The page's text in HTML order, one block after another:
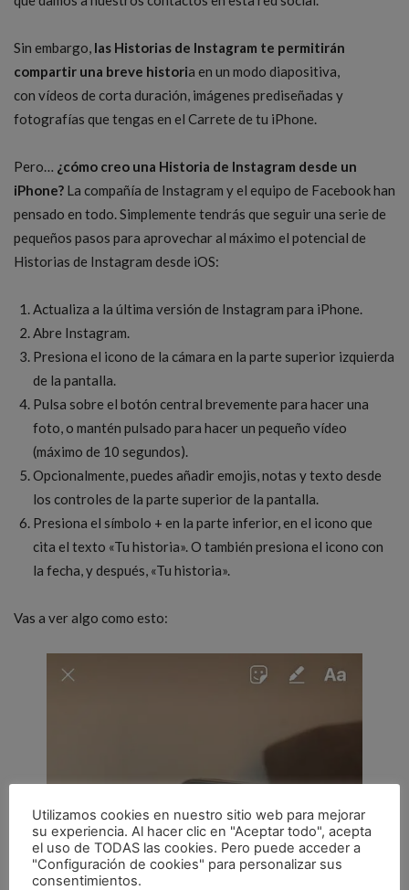
Sin embargo, las Historias de Instagram te permitirán
compartir una breve historia en un modo diapositiva,
con vídeos de corta duración, imágenes prediseñadas y
fotografías que tengas en el Carrete de tu iPhone.
Pero… ¿cómo creo una Historia de Instagram desde un
iPhone? La compañía de Instagram y el equipo de Facebook han
pensado en todo. Simplemente tendrás que seguir una serie de
pequeños pasos para aprovechar al máximo el potencial de
Historias de Instagram desde iOS:
Actualiza a la última versión de Instagram para iPhone.
Abre Instagram.
Presiona el icono de la cámara en la parte superior izquierda
de la pantalla.
Pulsa sobre el botón central brevemente para hacer una
foto, o mantén pulsado para hacer un pequeño vídeo
(máximo de 10 segundos).
Opcionalmente, puedes añadir emojis, notas y texto desde
los controles de la parte superior de la pantalla.
Presiona el símbolo + en la parte inferior, en el icono que
cita el texto «Tu historia». O también presiona el icono con
la fecha, y después, «Tu historia».
Vas a ver algo como esto:
Utilizamos cookies en nuestro sitio web para mejorar
su experiencia. Al hacer clic en "Aceptar todo", acepta
el uso de TODAS las cookies. Pero puede acceder a
"Configuración de cookies" para personalizar sus
consentimientos.